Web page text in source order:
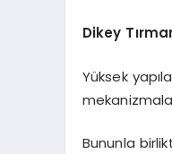
Dikey
Yüksek
Bununla